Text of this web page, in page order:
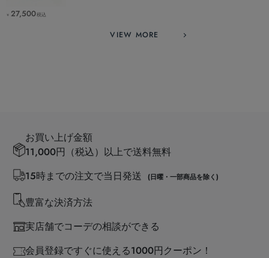
￥ 27,500税込
VIEW MORE
お買い上げ金額
11,000円（税込）以上で送料無料
15時までの注文で当日発送
(日曜・一部商品を除く)
豊富な決済方法
実店舗でコーデの相談ができる
会員登録ですぐに使える1000円クーポン！